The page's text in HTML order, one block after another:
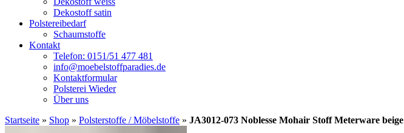
Dekostoff satin
Polstereibedarf
Schaumstoffe
Kontakt
Telefon: 0151/51 477 481
info@moebelstoffparadies.de
Kontaktformular
Polsterei Wieder
Über uns
Startseite » Shop » Polsterstoffe / Möbelstoffe » JA3012-073 Noblesse Mohair Stoff Meterware beige